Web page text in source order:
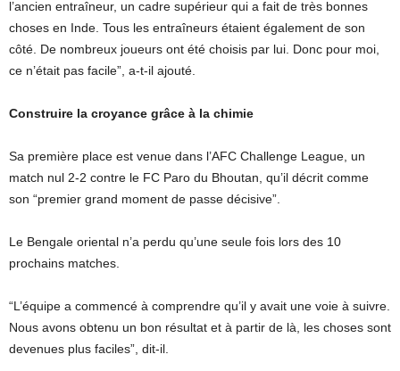
l’ancien entraîneur, un cadre supérieur qui a fait de très bonnes
choses en Inde. Tous les entraîneurs étaient également de son
côté. De nombreux joueurs ont été choisis par lui. Donc pour moi,
ce n’était pas facile”, a-t-il ajouté.
Construire la croyance grâce à la chimie
Sa première place est venue dans l’AFC Challenge League, un
match nul 2-2 contre le FC Paro du Bhoutan, qu’il décrit comme
son “premier grand moment de passe décisive”.
Le Bengale oriental n’a perdu qu’une seule fois lors des 10
prochains matches.
“L’équipe a commencé à comprendre qu’il y avait une voie à suivre.
Nous avons obtenu un bon résultat et à partir de là, les choses sont
devenues plus faciles”, dit-il.